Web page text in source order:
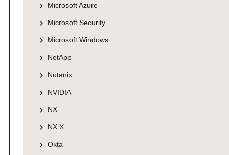
Microsoft Azure
Microsoft Security
Microsoft Windows
NetApp
Nutanix
NVIDIA
NX
NX X
Okta